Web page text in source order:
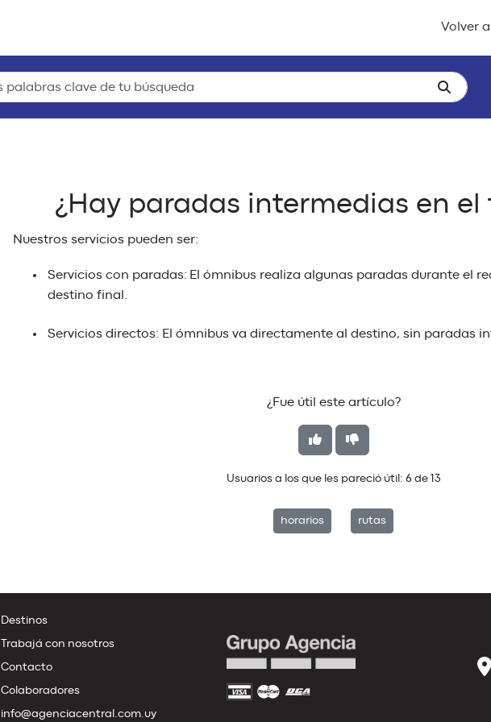
Volver
¿Hay paradas intermedias en el
Nuestros servicios pueden ser:
Servicios con paradas: El ómnibus realiza algunas paradas durante el
destino final.
Servicios directos: El ómnibus va directamente al destino, sin paradas
¿Fue útil este artículo?
Usuarios a los que les pareció útil: 6 de 13
horarios rutas
Destinos
Trabajá con nosotros
Contacto
Colaboradores
info@agenciacentral.com.uy